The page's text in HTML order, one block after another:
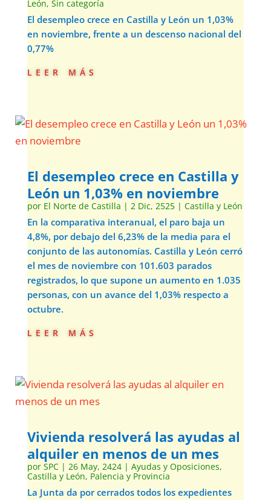
León, Sin categoría
El desempleo crece en Castilla y León un 1,03%
en noviembre, frente a un descenso nacional del
0,77%
leer más
El desempleo crece en Castilla y
León un 1,03% en noviembre
por El Norte de Castilla | 2 Dic, 2525| Castilla y León
En la comparativa interanual, el paro baja un
4,8%, por debajo del 6,23% de la media para el
conjunto de las autonomías. Castilla y León cerró
el mes de noviembre con 101.603 parados
registrados, lo que supone un aumento en 1.035
personas, con un avance del 1,03% respecto a
octubre.
leer más
Vivienda resolverá las ayudas al
alquiler en menos de un mes
por SPC| 26 May, 2424| Ayudas y Oposiciones,
Castilla y León, Palencia y Provincia
La Junta da por cerrados todos los expedientes